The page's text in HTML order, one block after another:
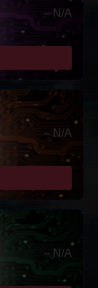
– N/A
– N/A
– N/A